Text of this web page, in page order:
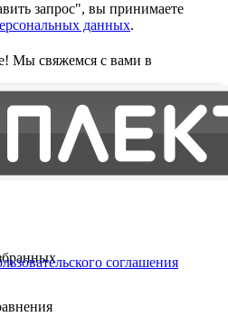
запрос", вы принимаете
данных.
Мы свяжемся с вами в
соглашения